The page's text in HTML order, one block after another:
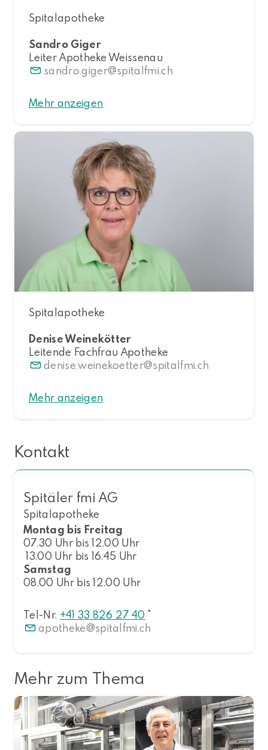
Spitalapotheke
Sandro Giger
Leiter Apotheke Weissenau
sandro.giger
spitalfmi.ch
Mehr anzeigen
Spitalapotheke
Denise Weinekötter
Leitende Fachfrau Apotheke
denise.weinekoetter
spitalfmi.ch
Mehr anzeigen
Kontakt
Spitäler fmi AG
Spitalapotheke
Montag bis Freitag
07.30 Uhr bis 12.00 Uhr
13.00 Uhr bis 16.45 Uhr
Samstag
08.00 Uhr bis 12.00 Uhr
Tel-Nr. +41 33 826 27 40 *
apotheke
spitalfmi.ch
Mehr zum Thema